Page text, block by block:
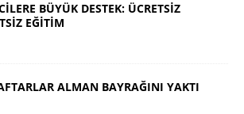
BÜYÜK DESTEK: ÜCRETSİZ
EĞİTİM
ALMAN BAYRAĞINI YAKTI